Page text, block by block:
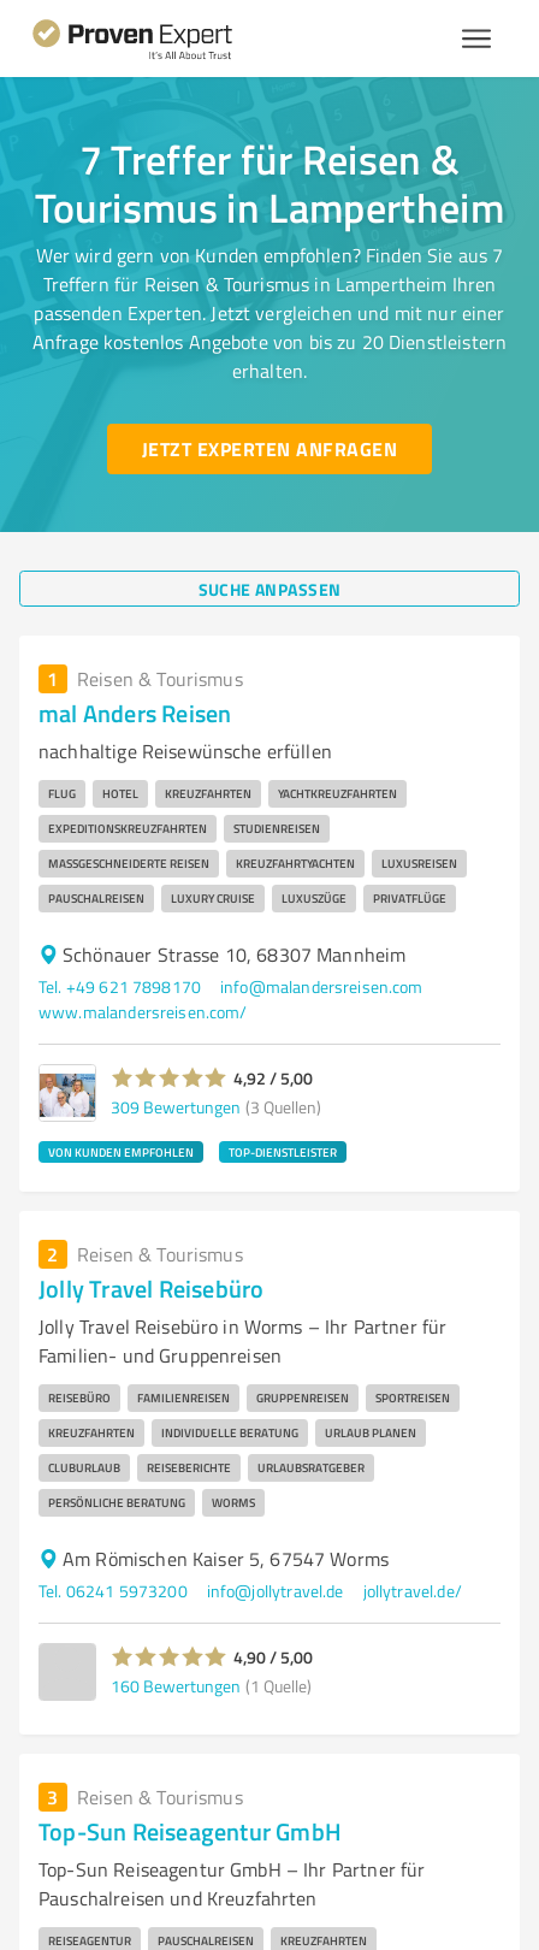
7 Treffer für Reisen &
Tourismus in Lampertheim
Wer wird gern von Kunden empfohlen? Finden Sie aus 7
Treffern für Reisen & Tourismus in Lampertheim Ihren
passenden Experten. Jetzt vergleichen und mit nur einer
Anfrage kostenlos Angebote von bis zu 20 Dienstleistern
erhalten.
JETZT EXPERTEN ANFRAGEN
SUCHE ANPASSEN
1 Reisen & Tourismus
mal Anders Reisen
nachhaltige Reisewünsche erfüllen
FLUG HOTEL KREUZFAHRTEN YACHTKREUZFAHRTEN
EXPEDITIONSKREUZFAHRTEN STUDIENREISEN
MASSGESCHNEIDERTE REISEN KREUZFAHRTYACHTEN LUXUSREISEN
PAUSCHALREISEN LUXURY CRUISE LUXUSZÜGE PRIVATFLÜGE
Schönauer Strasse 10, 68307 Mannheim
Tel. +49 621 7898170
info@malandersreisen.com
www.malandersreisen.com/
4,92 / 5,00
309 Bewertungen (3 Quellen)
VON KUNDEN EMPFOHLEN TOP-DIENSTLEISTER
2 Reisen & Tourismus
Jolly Travel Reisebüro
Jolly Travel Reisebüro in Worms – Ihr Partner für
Familien- und Gruppenreisen
REISEBÜRO FAMILIENREISEN GRUPPENREISEN SPORTREISEN
KREUZFAHRTEN INDIVIDUELLE BERATUNG URLAUB PLANEN
CLUBURLAUB REISEBERICHTE URLAUBSRATGEBER
PERSÖNLICHE BERATUNG WORMS
Am Römischen Kaiser 5, 67547 Worms
Tel. 06241 5973200 info@jollytravel.de jollytravel.de/
4,90 / 5,00
160 Bewertungen (1 Quelle)
3 Reisen & Tourismus
Top-Sun Reiseagentur GmbH
Top-Sun Reiseagentur GmbH – Ihr Partner für
Pauschalreisen und Kreuzfahrten
REISEAGENTUR PAUSCHALREISEN KREUZFAHRTEN